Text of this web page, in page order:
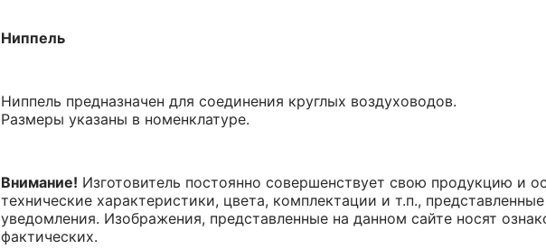
Ниппель
Ниппель предназначен для соединения круглых воздуховодов.
Размеры указаны в номенклатуре.
Внимание! Изготовитель постоянно совершенствует свою продукцию и
технические характеристики, цвета, комплектации и т.п.,
уведомления. Изображения, представленные на данном сайте носят
фактических.